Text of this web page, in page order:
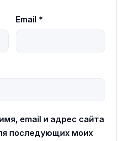
Email *
email и адрес сайта
последующих моих